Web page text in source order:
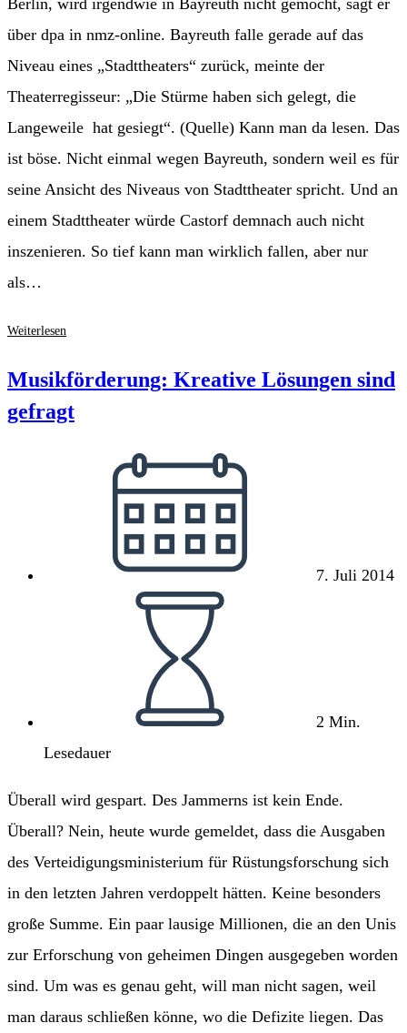
über dpa in nmz-online. Bayreuth falle gerade auf das
Niveau eines „Stadttheaters“ zurück, meinte der
Theaterregisseur: „Die Stürme haben sich gelegt, die
Langeweile hat gesiegt“. (Quelle) Kann man da lesen. Das
ist böse. Nicht einmal wegen Bayreuth, sondern weil es für
seine Ansicht des Niveaus von Stadttheater spricht. Und an
einem Stadttheater würde Castorf demnach auch nicht
inszenieren. So tief kann man wirklich fallen, aber nur
als…
Weiterlesen
–
Castorf
Musikförderung: Kreative Lösungen sind
gefragt
veröffentlicht:
7. Juli 2014
2 Min.
Lesedauer
Überall wird gespart. Des Jammerns ist kein Ende.
Überall? Nein, heute wurde gemeldet, dass die Ausgaben
des Verteidigungsministerium für Rüstungsforschung sich
in den letzten Jahren verdoppelt hätten. Keine besonders
große Summe. Ein paar lausige Millionen, die an den Unis
zur Erforschung von geheimen Dingen ausgegeben worden
sind. Um was es genau geht, will man nicht sagen, weil
man daraus schließen könne, wo die Defizite liegen. Das